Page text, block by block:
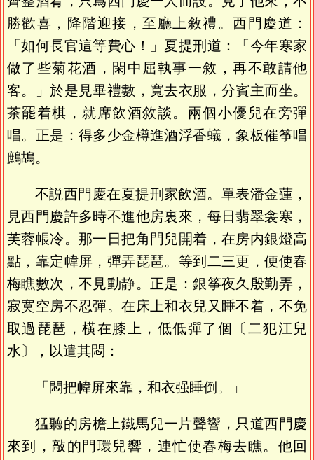
勝歡喜，降階迎接，至廳上敘禮。西門慶道：
「如何長官這等費心！」夏提刑道：「今年寒家
做了些菊花酒，閑中屈執事一敘，再不敢請他
客。」於是見畢禮數，寬去衣服，分賓主而坐。
茶罷着棋，就席飲酒敘談。兩個小優兒在旁彈
唱。正是：得多少金樽進酒浮香蟻，象板催筝唱
鷓鴣。
不説西門慶在夏提刑家飲酒。單表潘金蓮，
見西門慶許多時不進他房裏來，每日翡翠衾寒，
芙蓉帳冷。那一日把角門兒開着，在房内銀燈高
點，靠定幃屏，彈弄琵琶。等到二三更，便使春
梅瞧數次，不見動静。正是：銀筝夜久殷勤弄，
寂寞空房不忍彈。在床上和衣兒又睡不着，不免
取過琵琶，横在膝上，低低彈了個〔二犯江兒
水〕，以遣其悶：
「悶把幃屏來靠，和衣强睡倒。」
猛聽的房檐上鐵馬兒一片聲響，只道西門慶
來到，敲的門環兒響，連忙使春梅去瞧。他回